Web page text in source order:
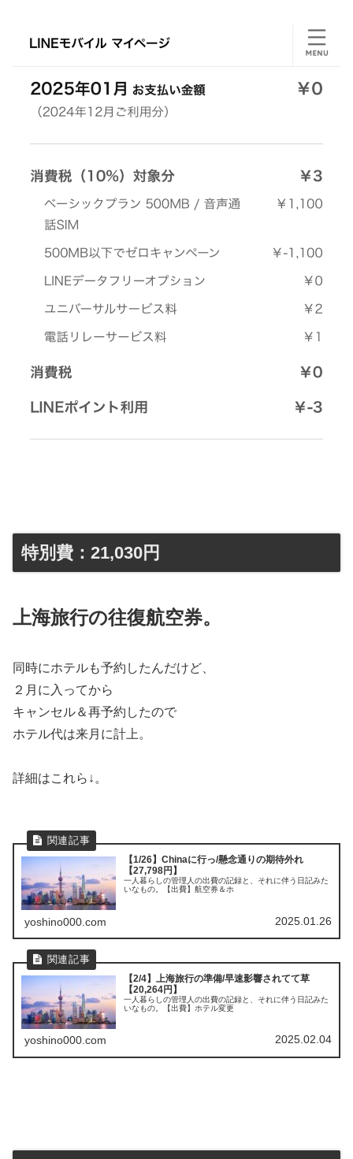
特別費：21,030円
上海旅行の往復航空券。
同時にホテルも予約したんだけど、
２月に入ってから
キャンセル＆再予約したので
ホテル代は来月に計上。
詳細はこれら↓。
【1/26】Chinaに行っ/懸念通りの期待外れ
【27,798円】
一人暮らしの管理人の出費の記録と、それに伴う日記みた
いなもの。【出費】航空券＆ホ
yoshino000.com 2025.01.26
【2/4】上海旅行の準備/早速影響されてて草
【20,264円】
一人暮らしの管理人の出費の記録と、それに伴う日記みた
いなもの。【出費】ホテル変更
yoshino000.com 2025.02.04